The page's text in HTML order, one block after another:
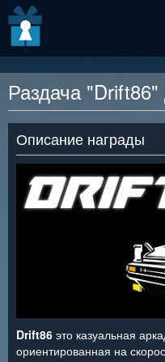
Раздача
Описание награды
Drift86 это казуальная
ориентированная на